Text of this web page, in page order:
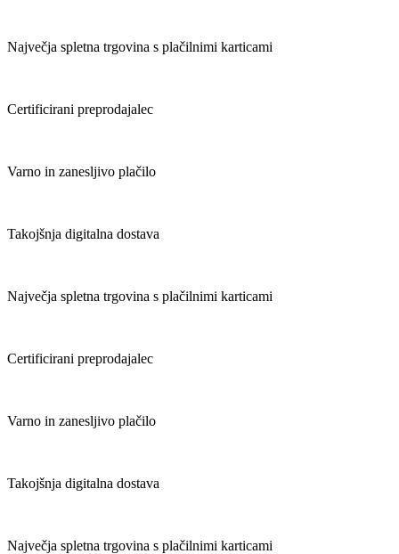
Največja spletna trgovina s plačilnimi karticami
Certificirani preprodajalec
Varno in zanesljivo plačilo
Takojšnja digitalna dostava
Največja spletna trgovina s plačilnimi karticami
Certificirani preprodajalec
Varno in zanesljivo plačilo
Takojšnja digitalna dostava
Največja spletna trgovina s plačilnimi karticami